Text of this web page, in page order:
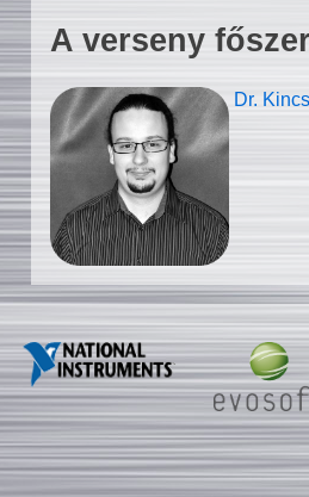
A verseny
Dr.